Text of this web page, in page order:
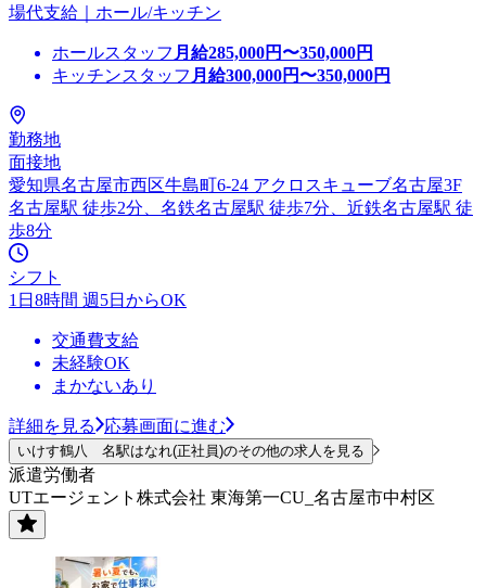
場代支給｜ホール/キッチン
ホールスタッフ 月給285,000円〜350,000円
キッチンスタッフ 月給300,000円〜350,000円
勤務地
面接地
愛知県名古屋市西区牛島町6-24 アクロスキューブ名古屋3F
名古屋駅 徒歩2分、名鉄名古屋駅 徒歩7分、近鉄名古屋駅 徒
歩8分
シフト
1日8時間 週5日からOK
交通費支給
未経験OK
まかないあり
詳細を見る 応募画面に進む
いけす鶴八 名駅はなれ(正社員)のその他の求人を見る
派遣労働者
UTエージェント株式会社 東海第一CU_名古屋市中村区